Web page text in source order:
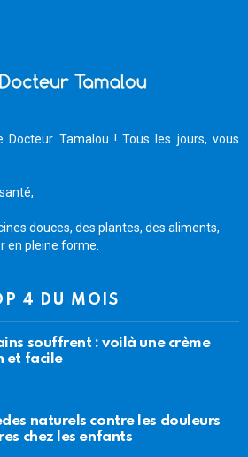
Docteur Tamalou ! Tous les jours, vous
douces, des plantes, des aliments,
en pleine forme.
4 DU MOIS
souffrent : voilà une crème
et facile
naturels contre les douleurs
chez les enfants